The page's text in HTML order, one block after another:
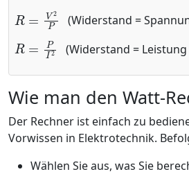
R= 2P
(Widerstand =
R= 2
(Widerstand = Leistung
Wie man den Watt-
Der Rechner ist einfach zu
Vorwissen in Elektrotechnik.
Wählen Sie aus, was Sie